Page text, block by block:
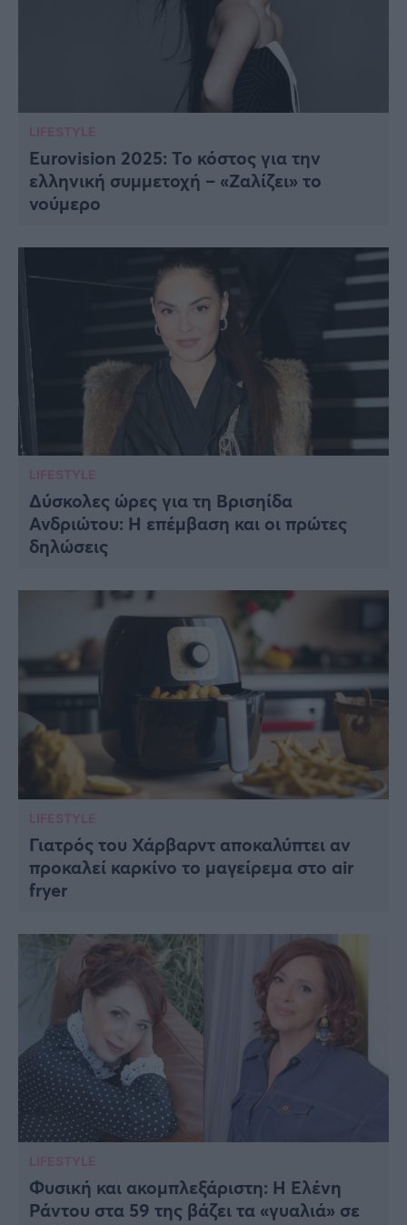
LIFESTYLE
Eurovision 2025: Το κόστος για την
ελληνική συμμετοχή – «Ζαλίζει» το
νούμερο
LIFESTYLE
Δύσκολες ώρες για τη Βρισηίδα
Ανδριώτου: Η επέμβαση και οι πρώτες
δηλώσεις
LIFESTYLE
Γιατρός του Χάρβαρντ αποκαλύπτει αν
προκαλεί καρκίνο το μαγείρεμα στο air
fryer
LIFESTYLE
Φυσική και ακομπλεξάριστη: Η Ελένη
Ράντου στα 59 της βάζει τα «γυαλιά» σε